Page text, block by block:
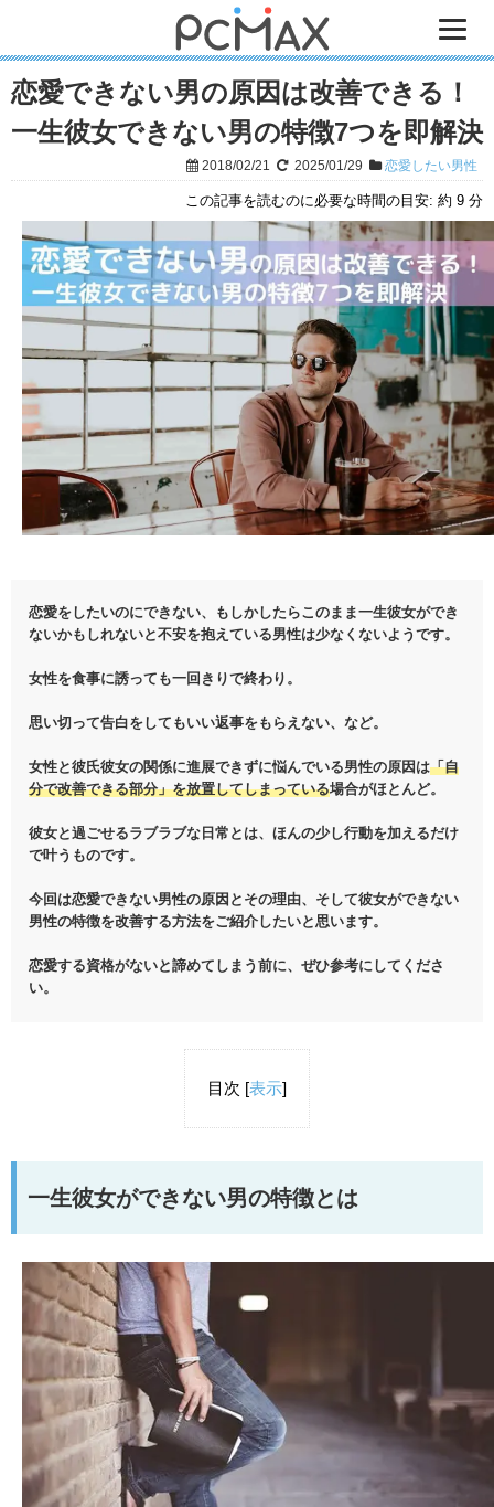
恋愛できない男の原因は改善できる！
一生彼女できない男の特徴7つを即解決
2018/02/21 2025/01/29 恋愛したい男性
この記事を読むのに必要な時間の目安: 約 9 分
恋愛をしたいのにできない、もしかしたらこのまま一生彼女ができ
ないかもしれないと不安を抱えている男性は少なくないようです。
女性を食事に誘っても一回きりで終わり。
思い切って告白をしてもいい返事をもらえない、など。
女性と彼氏彼女の関係に進展できずに悩んでいる男性の原因は「自
分で改善できる部分」を放置してしまっている場合がほとんど。
彼女と過ごせるラブラブな日常とは、ほんの少し行動を加えるだけ
で叶うものです。
今回は恋愛できない男性の原因とその理由、そして彼女ができない
男性の特徴を改善する方法をご紹介したいと思います。
恋愛する資格がないと諦めてしまう前に、ぜひ参考にしてくださ
い。
目次 [表示]
一生彼女ができない男の特徴とは